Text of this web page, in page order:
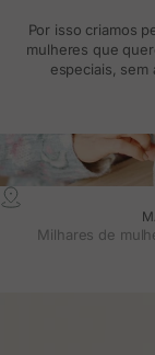
Por isso criamos
mulheres que
especiais, sem
Milhares de